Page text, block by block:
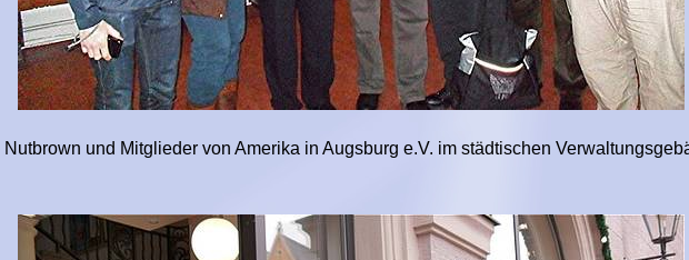
Nutbrown und Mitglieder von Amerika in Augsburg e.V. im städtischen